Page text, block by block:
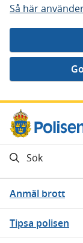
Så här
Gå direkt till
Sök
Anmäl brott
Tipsa polisen